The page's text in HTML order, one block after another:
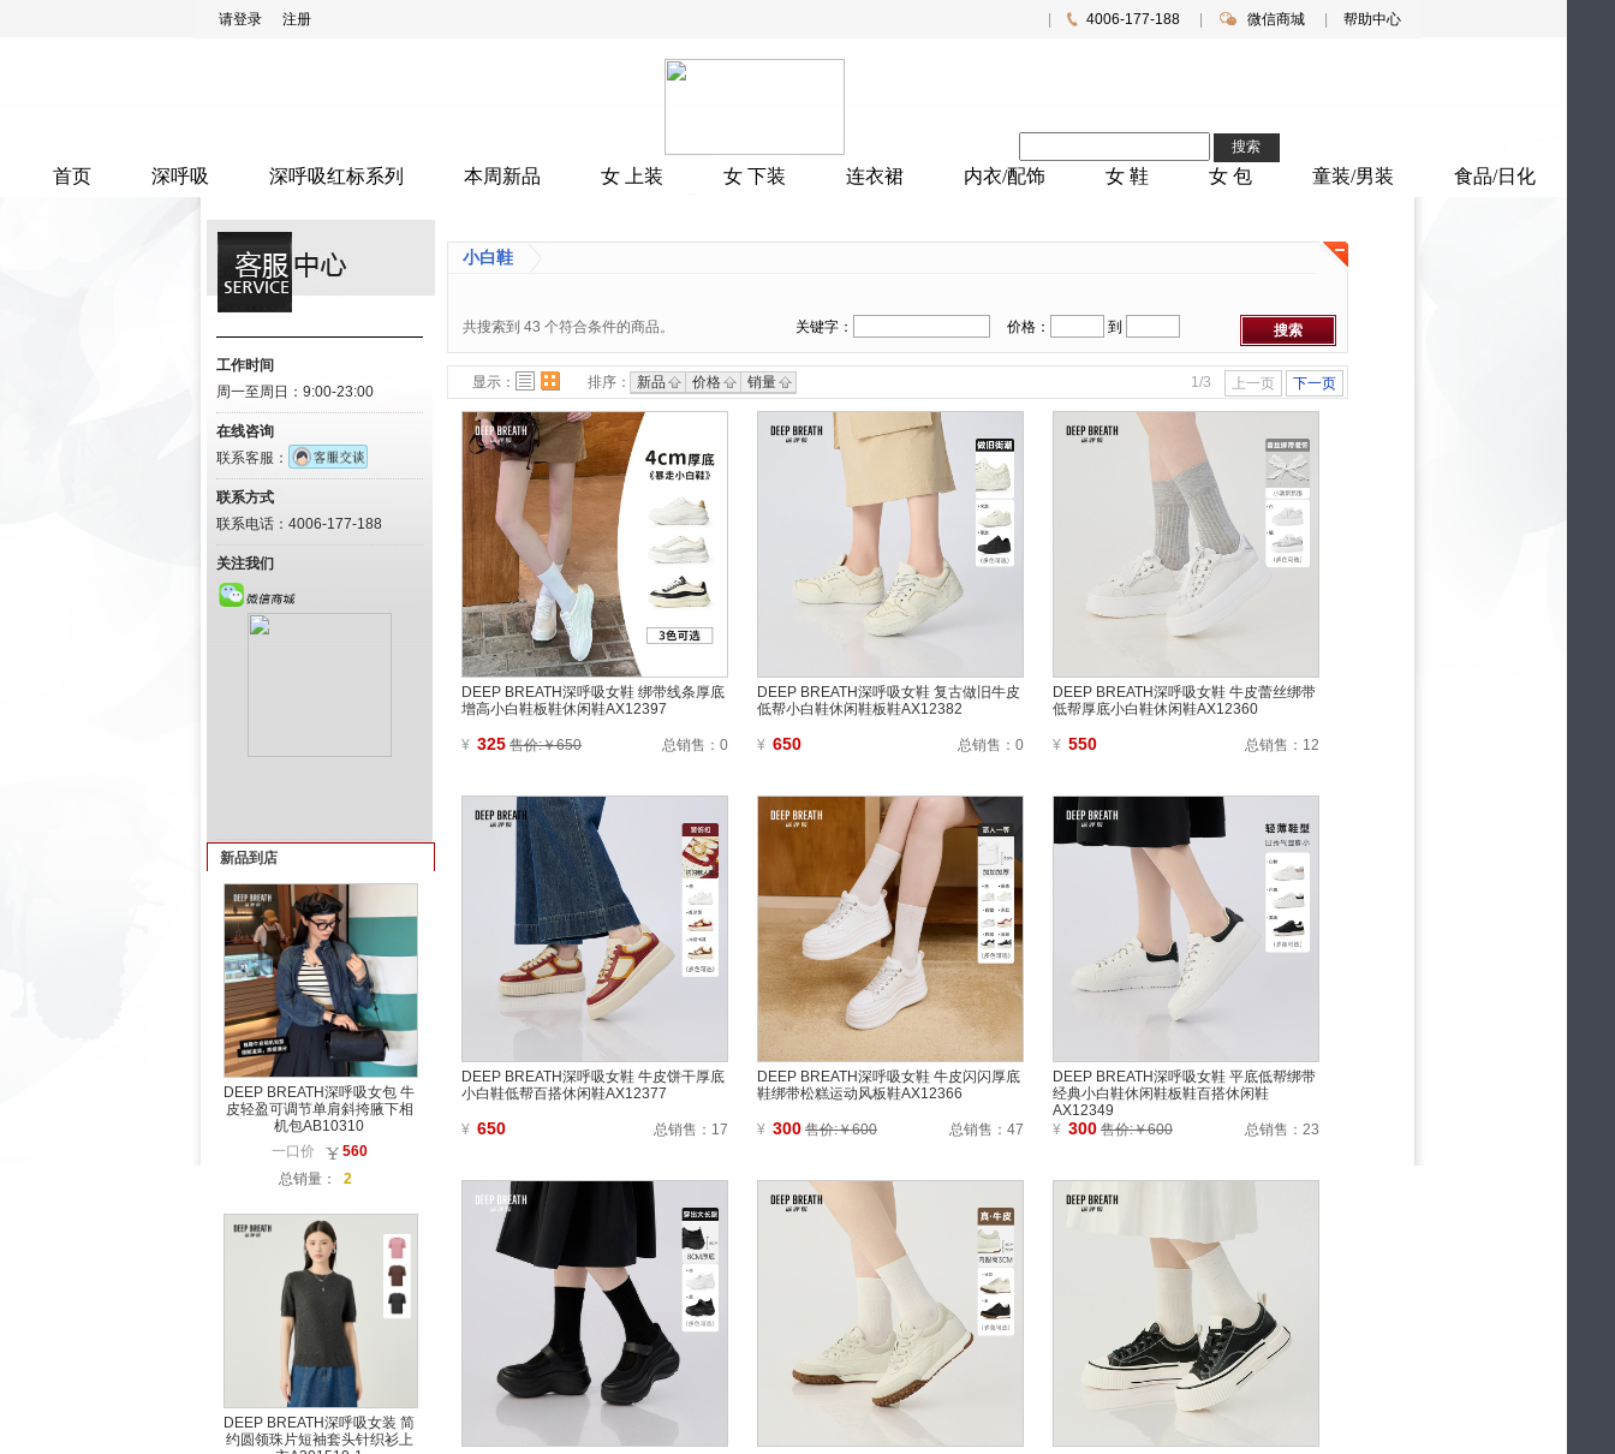
请登录 注册 4006-177-188 微信商城
微信扫码购
帮助中心
搜索
首页 深呼吸 深呼吸红标系列 本周新品 女 上装 女 下装 连衣裙 内衣/配饰 女 鞋 女 包 童装/男装 食品/日化
工作时间
周一至周日：9:00-23:00
在线咨询
联系客服：
联系方式
联系电话：4006-177-188
关注我们
新品到店
DEEP BREATH深呼吸女包 牛
皮轻盈可调节单肩斜挎腋下相
机包AB10310
一口价
560
总销量：
2
DEEP BREATH深呼吸女装 简
约圆领珠片短袖套头针织衫上
小白鞋
共搜索到 43 个符合条件的商品。 关键字： 价格： 到 搜索
显示：
图表模式 排序： 新品 价格 销量 1/3 上一页 下一页
DEEP BREATH深呼吸女鞋 绑带线条厚底
增高小白鞋板鞋休闲鞋AX12397
¥ 325 售价:￥650 总销售： 0
DEEP BREATH深呼吸女鞋 复古做旧牛皮
低帮小白鞋休闲鞋板鞋AX12382
¥ 650 总销售： 0
DEEP BREATH深呼吸女鞋 牛皮蕾丝绑带
低帮厚底小白鞋休闲鞋AX12360
¥ 550 总销售： 12
DEEP BREATH深呼吸女鞋 牛皮饼干厚底
小白鞋低帮百搭休闲鞋AX12377
¥ 650 总销售： 17
DEEP BREATH深呼吸女鞋 牛皮闪闪厚底
鞋绑带松糕运动风板鞋AX12366
¥ 300 售价:￥600 总销售： 47
DEEP BREATH深呼吸女鞋 平底低帮绑带
经典小白鞋休闲鞋板鞋百搭休闲鞋
AX12349
¥ 300 售价:￥600 总销售： 23